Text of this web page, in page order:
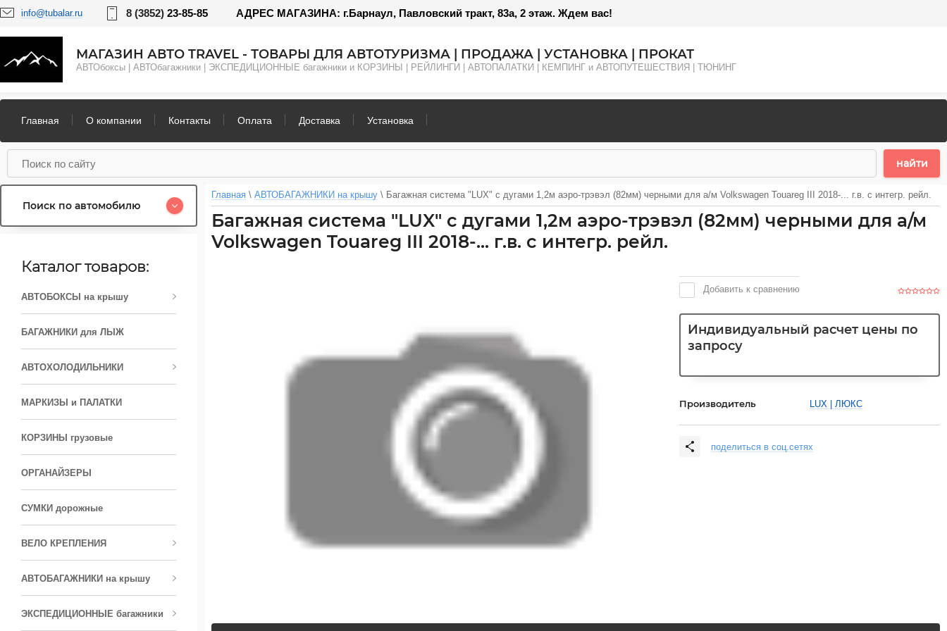
info@tubalar.ru 8 (3852) 23-85-85 АДРЕС МАГАЗИНА: г.Барнаул, Павловский тракт, 83а, 2 этаж. Ждем вас!
МАГАЗИН АВТО TRAVEL - ТОВАРЫ ДЛЯ АВТОТУРИЗМА | ПРОДАЖА | УСТАНОВКА | ПРОКАТ
АВТОбоксы | АВТОбагажники | ЭКСПЕДИЦИОННЫЕ багажники и КОРЗИНЫ | РЕЙЛИНГИ | АВТОПАЛАТКИ | КЕМПИНГ и АВТОПУТЕШЕСТВИЯ | ТЮНИНГ
Главная О компании Контакты Оплата Доставка Установка
найти
Поиск по автомобилю
Каталог товаров:
АВТОБОКСЫ на крышу
БАГАЖНИКИ для ЛЫЖ
АВТОХОЛОДИЛЬНИКИ
МАРКИЗЫ и ПАЛАТКИ
КОРЗИНЫ грузовые
ОРГАНАЙЗЕРЫ
СУМКИ дорожные
ВЕЛО КРЕПЛЕНИЯ
АВТОБАГАЖНИКИ на крышу
ЭКСПЕДИЦИОННЫЕ багажники
Главная \ АВТОБАГАЖНИКИ на крышу \ Багажная система "LUX" с дугами 1,2м аэро-трэвэл (82мм) черными для а/м Volkswagen Touareg III 2018-... г.в. с интегр. рейл.
Багажная система "LUX" с дугами 1,2м аэро-трэвэл (82мм) черными для а/м
Volkswagen Touareg III 2018-... г.в. с интегр. рейл.
Добавить к сравнению
Индивидуальный расчет цены по
запросу
Производитель LUX | ЛЮКС
поделиться в соц.сетях